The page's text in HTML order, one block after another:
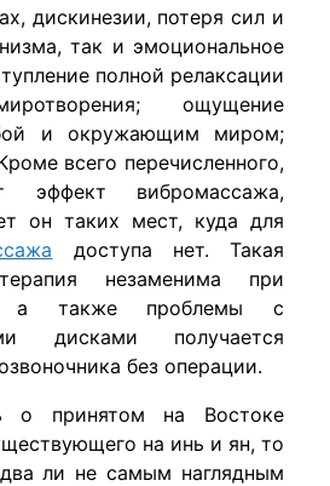
дискинезии, потеря сил и
так и эмоциональное
полной релаксации
ощущение
и окружающим миром;
всего перечисленного,
эффект вибромассажа,
он таких мест, куда для
доступа нет. Такая
незаменима при
а также проблемы с
дисками получается
без операции.
о принятом на Востоке
на инь и ян, то
ли не самым наглядным